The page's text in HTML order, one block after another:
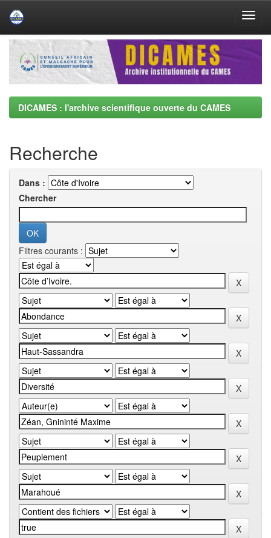
Skip
navigation
DICAMES : l'archive scientifique ouverte du CAMES
Recherche
Dans :
Chercher
Filtres courants :